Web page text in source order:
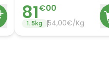
81€00
1.5kg 54,00€/Kg